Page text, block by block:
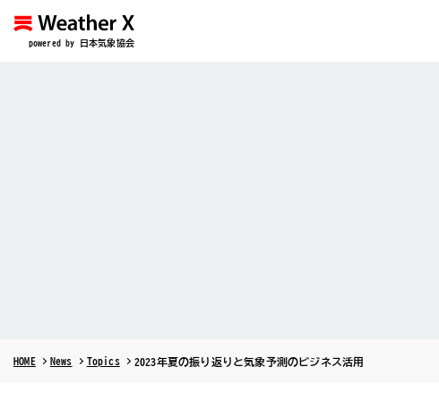
powered by 日本気象協会
HOME News Topics 2023年夏の振り返りと気象予測のビジネス活用